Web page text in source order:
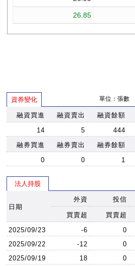
資券變化 單位：張數
融資買進 融資賣出 融資餘額
14
5 444
融券買進
融券賣出 融券餘額
0
0 1
法人持股
日期
外資 投信
買賣超 買賣超
2025/09/23
-6 0
2025/09/22
-12 0
2025/09/19
18 0